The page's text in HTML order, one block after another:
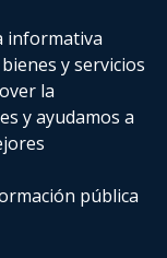
informativa
y servicios
la
y ayudamos a
pública